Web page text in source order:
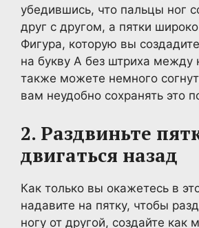
убедившись, что пальцы ног
друг с другом, а пятки
Фигура, которую вы
на букву А без штриха между
также можете немного
вам неудобно сохранять это
2. Раздвиньте
двигаться назад
Как только вы окажетесь в
надавите на пятку, чтобы
ногу от другой, создайте как